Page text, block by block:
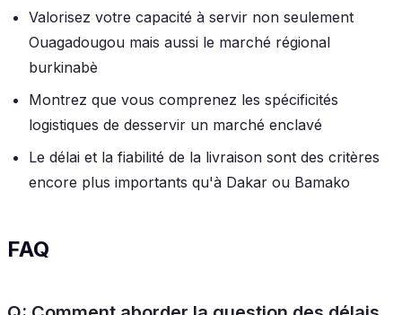
Valorisez votre capacité à servir non seulement
Ouagadougou mais aussi le marché régional
burkinabè
Montrez que vous comprenez les spécificités
logistiques de desservir un marché enclavé
Le délai et la fiabilité de la livraison sont des critères
encore plus importants qu'à Dakar ou Bamako
FAQ